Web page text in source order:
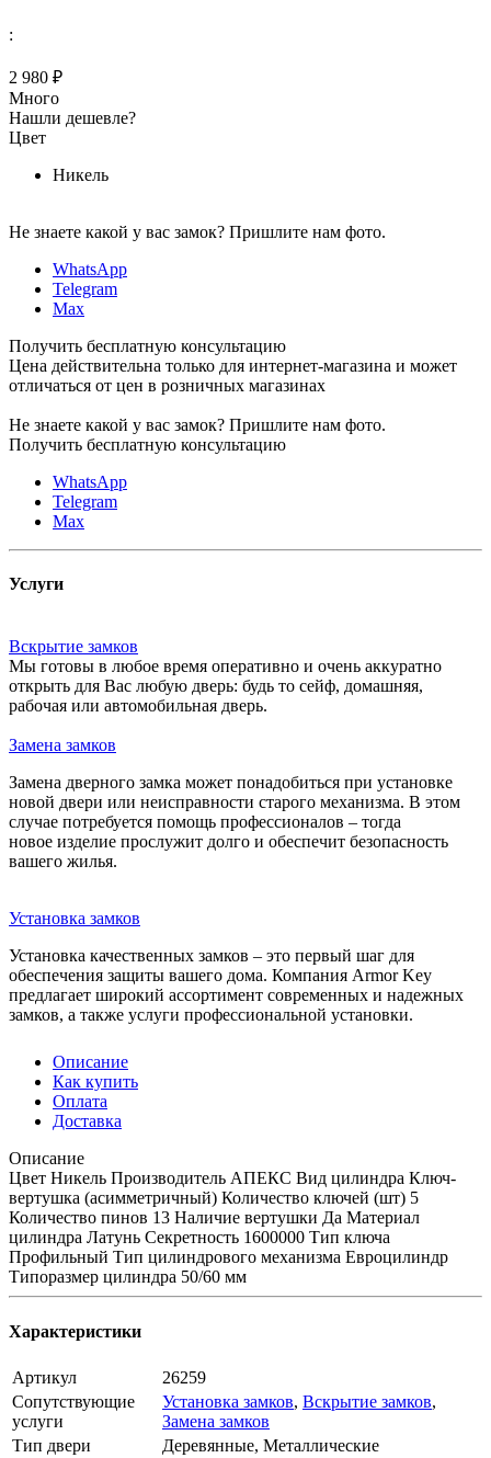
:
2 980 ₽
Много
Нашли дешевле?
Цвет
Никель
Не знаете какой у вас замок? Пришлите нам фото.
WhatsApp
Telegram
Max
Получить бесплатную консультацию
Цена действительна только для интернет-магазина и может
отличаться от цен в розничных магазинах
Не знаете какой у вас замок? Пришлите нам фото.
Получить бесплатную консультацию
WhatsApp
Telegram
Max
Услуги
Вскрытие замков
Мы готовы в любое время оперативно и очень аккуратно
открыть для Вас любую дверь: будь то сейф, домашняя,
рабочая или автомобильная дверь.
Замена замков
Замена дверного замка может понадобиться при установке
новой двери или неисправности старого механизма. В этом
случае потребуется помощь профессионалов – тогда
новое изделие прослужит долго и обеспечит безопасность
вашего жилья.
Установка замков
Установка качественных замков – это первый шаг для
обеспечения защиты вашего дома. Компания Armor Key
предлагает широкий ассортимент современных и надежных
замков, а также услуги профессиональной установки.
Описание
Как купить
Оплата
Доставка
Описание
Цвет Никель Производитель АПЕКС Вид цилиндра Ключ-
вертушка (асимметричный) Количество ключей (шт) 5
Количество пинов 13 Наличие вертушки Да Материал
цилиндра Латунь Секретность 1600000 Тип ключа
Профильный Тип цилиндрового механизма Евроцилиндр
Типоразмер цилиндра 50/60 мм
Характеристики
Артикул
26259
Сопутствующие
услуги
Установка замков, Вскрытие замков,
Замена замков
Тип двери
Деревянные, Металлические